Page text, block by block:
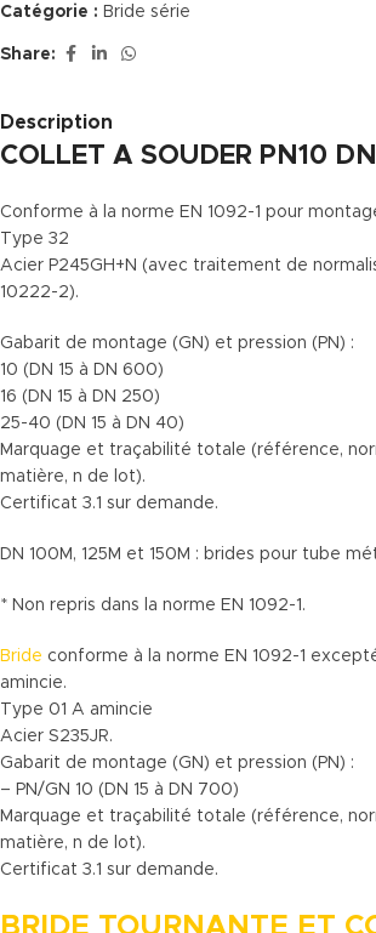
Catégorie : Bride série
Share:
Description
COLLET A SOUDER PN10
Conforme à la norme EN 1092-1 pour
Type 32
Acier P245GH+N (avec traitement de
10222-2).
Gabarit de montage (GN) et pression (PN) :
10 (DN 15 à DN 600)
16 (DN 15 à DN 250)
25-40 (DN 15 à DN 40)
Marquage et traçabilité totale (référence,
matière, n de lot).
Certificat 3.1 sur demande.
DN 100M, 125M et 150M : brides pour tube
* Non repris dans la norme EN 1092-1.
Bride conforme à la norme EN 1092-1
amincie.
Type 01 A amincie
Acier S235JR.
Gabarit de montage (GN) et pression (PN) :
– PN/GN 10 (DN 15 à DN 700)
Marquage et traçabilité totale (référence,
matière, n de lot).
Certificat 3.1 sur demande.
BRIDE TOURNANTE ET